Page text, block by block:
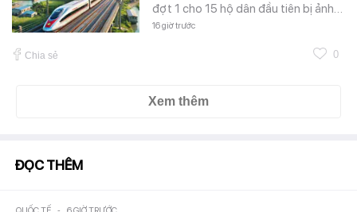
đợt 1 cho 15 hộ dân đầu tiên bị ảnh…
16 giờ trước
Chia sẻ 0
Xem thêm
ĐỌC THÊM